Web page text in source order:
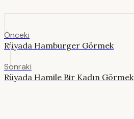
Önceki
Rüyada Hamburger Görmek
Sonraki
Rüyada Hamile Bir Kadın Görmek